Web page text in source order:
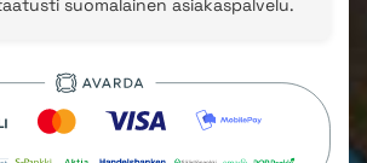
suomalainen asiakaspalvelu.